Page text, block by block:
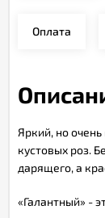
Оплата
Яркий, но
кустовых роз.
дарящего, а
«Галантный» -